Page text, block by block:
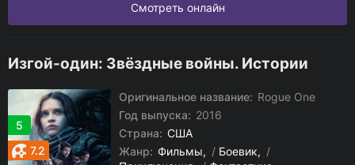
Смотреть онлайн
Изгой-один: Звёздные войны. Истории
5
7.2
Оригинальное название: Rogue One
Год выпуска: 2016
Страна: США
Жанр: Фильмы / Боевик
/